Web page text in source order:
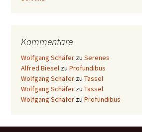
Kommentare
Wolfgang Schäfer zu Serenes
Alfred Biesel zu Profundibus
Wolfgang Schäfer zu Tassel
Wolfgang Schäfer zu Tassel
Wolfgang Schäfer zu Profundibus